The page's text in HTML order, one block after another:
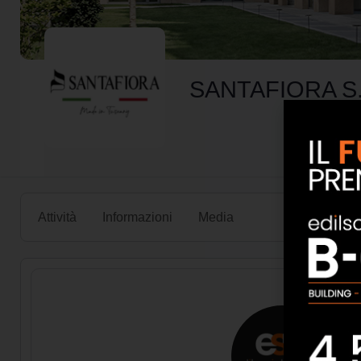
SANTAFIORA
Attività Informazioni Media